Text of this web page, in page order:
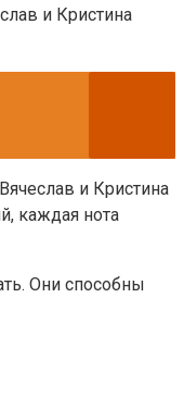
и Кристина
и Кристина
каждая нота
Они способны